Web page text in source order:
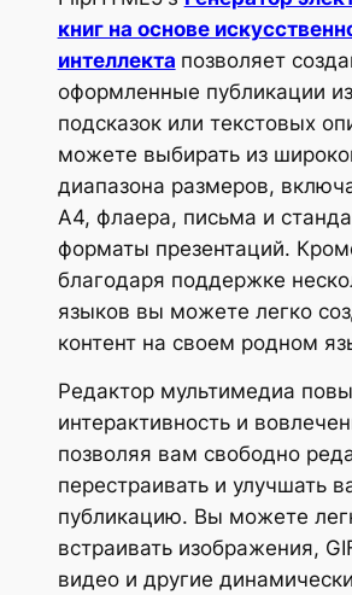
книг на основе
интеллекта позволяет
оформленные публикации
подсказок или текстовых
можете выбирать из
диапазона размеров,
A4, флаера, письма и
форматы презентаций.
благодаря поддержке
языков вы можете легко
контент на своем родном
Редактор мультимедиа
интерактивность и
позволяя вам свободно
перестраивать и улучшать
публикацию. Вы можете
встраивать изображения,
видео и другие